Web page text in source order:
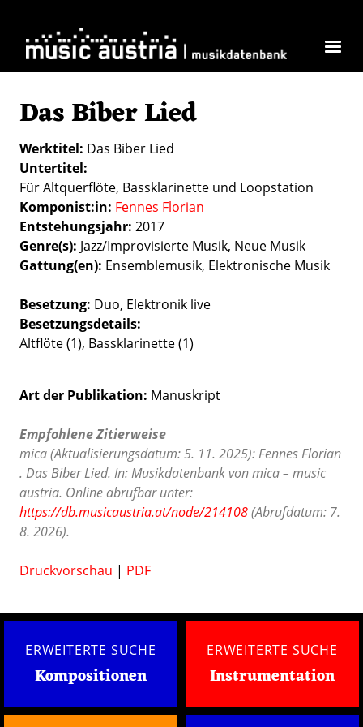
Das Biber Lied
Werktitel Das Biber Lied
Untertitel
Für Altquerflöte, Bassklarinette und Loopstation
Komponist:in Fennes Florian
Entstehungsjahr 2017
Genre(s) Jazz/Improvisierte Musik Neue Musik
Gattung(en) Ensemblemusik Elektronische Musik
Besetzung Duo Elektronik live
Besetzungsdetails
Altflöte (1), Bassklarinette (1)
Art der Publikation Manuskript
Empfohlene Zitierweise
mica (Aktualisierungsdatum: 5. 11. 2025): Fennes Florian
. Das Biber Lied. In: Musikdatenbank von mica – music
austria. Online abrufbar unter:
https://db.musicaustria.at/node/214108(Abrufdatum: 7.
8. 2026).
Druckvorschau | PDF
ERWEITERTE SUCHE
Kompositionen
ERWEITERTE SUCHE
Instrumentation